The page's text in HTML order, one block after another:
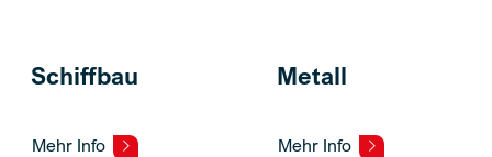
Schiffbau
Mehr Info
Metall
Mehr Info